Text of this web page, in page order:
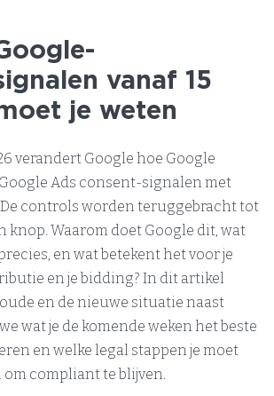
vanaf 15
je weten
verandert Google hoe Google
Ads consent-signalen met
De controls worden teruggebracht tot
knop. Waarom doet Google dit, wat
en wat betekent het voor je
en je bidding? In dit artikel
en de nieuwe situatie naast
wat je de komende weken het beste
en welke legal stappen je moet
compliant te blijven.